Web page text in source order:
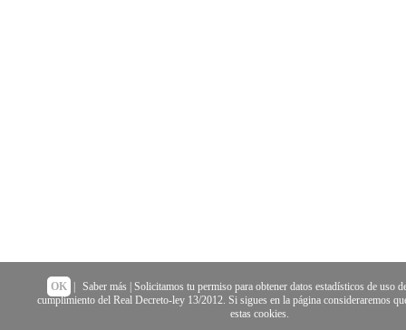
OK Saber más | Solicitamos tu permiso para obtener datos estadísticos de uso
cumplimiento del Real Decreto-ley 13/2012. Si sigues en la página consideraremos
estas cookies.